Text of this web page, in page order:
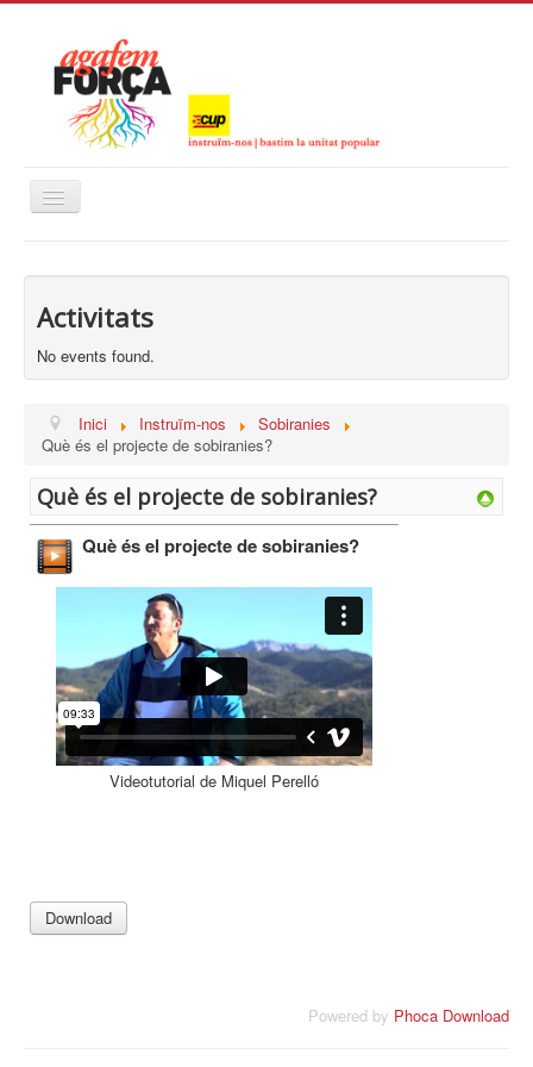
Alternar
Activitats
No events found.
Inici Instruïm-nos
Sobiranies
Què és el projecte de sobiranies?
Què és el projecte de sobiranies?
Què és el projecte de sobiranies?
Videotutorial de Miquel Perelló
Powered by Phoca Download